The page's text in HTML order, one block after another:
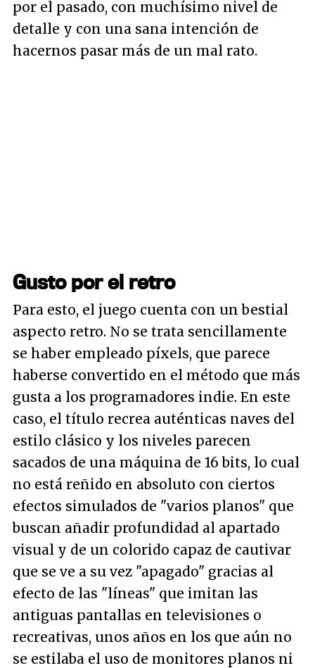
por el pasado, con muchísimo nivel de
detalle y con una sana intención de
hacernos pasar más de un mal rato.
Gusto por el retro
Para esto, el juego cuenta con un bestial
aspecto retro. No se trata sencillamente
se haber empleado píxels, que parece
haberse convertido en el método que más
gusta a los programadores indie. En este
caso, el título recrea auténticas naves del
estilo clásico y los niveles parecen
sacados de una máquina de 16 bits, lo cual
no está reñido en absoluto con ciertos
efectos simulados de "varios planos" que
buscan añadir profundidad al apartado
visual y de un colorido capaz de cautivar
que se ve a su vez "apagado" gracias al
efecto de las "líneas" que imitan las
antiguas pantallas en televisiones o
recreativas, unos años en los que aún no
se estilaba el uso de monitores planos ni